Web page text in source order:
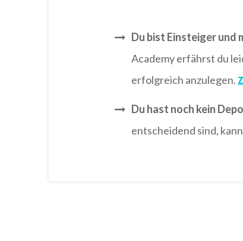
Du bist Einsteiger und
Academy erfährst du
erfolgreich anzulegen.
Du hast noch kein
entscheidend sind,